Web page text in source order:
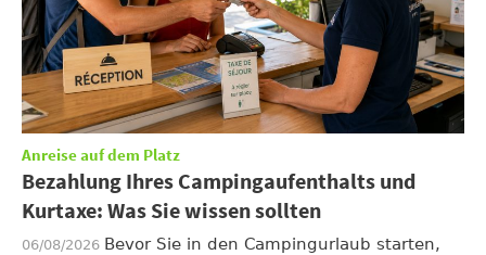
Anreise auf dem Platz
Bezahlung Ihres Campingaufenthalts und
Kurtaxe: Was Sie wissen sollten
06/08/2026 Bevor Sie in den Campingurlaub starten,